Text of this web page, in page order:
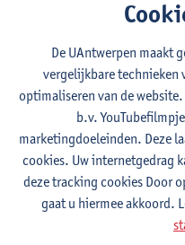
norbertijnenabdij in de
drukke havenstad?
Het antwoord lijkt
er hing oorlog in de lucht.
stadsmuren beschikken
vijandige troepen hun abdij
uitwijken. In werkelijkheid
Tongerlo hier nooit als
enkele paters er
in veiligheid in de jaren
De UAntwerpen maakt
vergelijkbare technieken
optimaliseren van de
b.v.
marketingdoeleinden. Deze
cookies. Uw internetgedrag
deze tracking cookies Door
gaat u hiermee akkoord.